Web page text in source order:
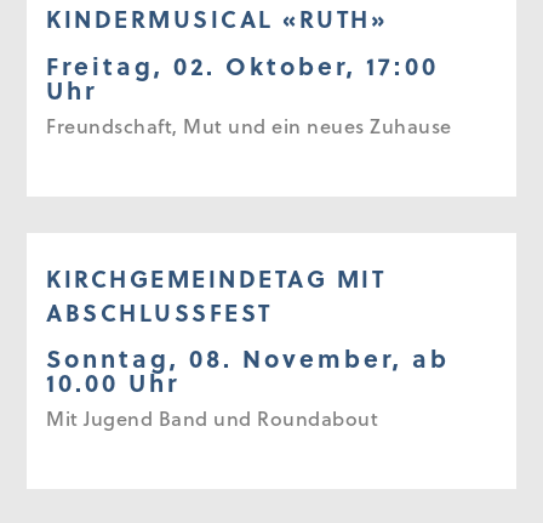
KINDERMUSICAL «RUTH»
Freitag, 02. Oktober, 17:00
Uhr
Freundschaft, Mut und ein neues Zuhause
KIRCHGEMEINDETAG MIT
ABSCHLUSSFEST
Sonntag, 08. November, ab
10.00 Uhr
Mit Jugend Band und Roundabout